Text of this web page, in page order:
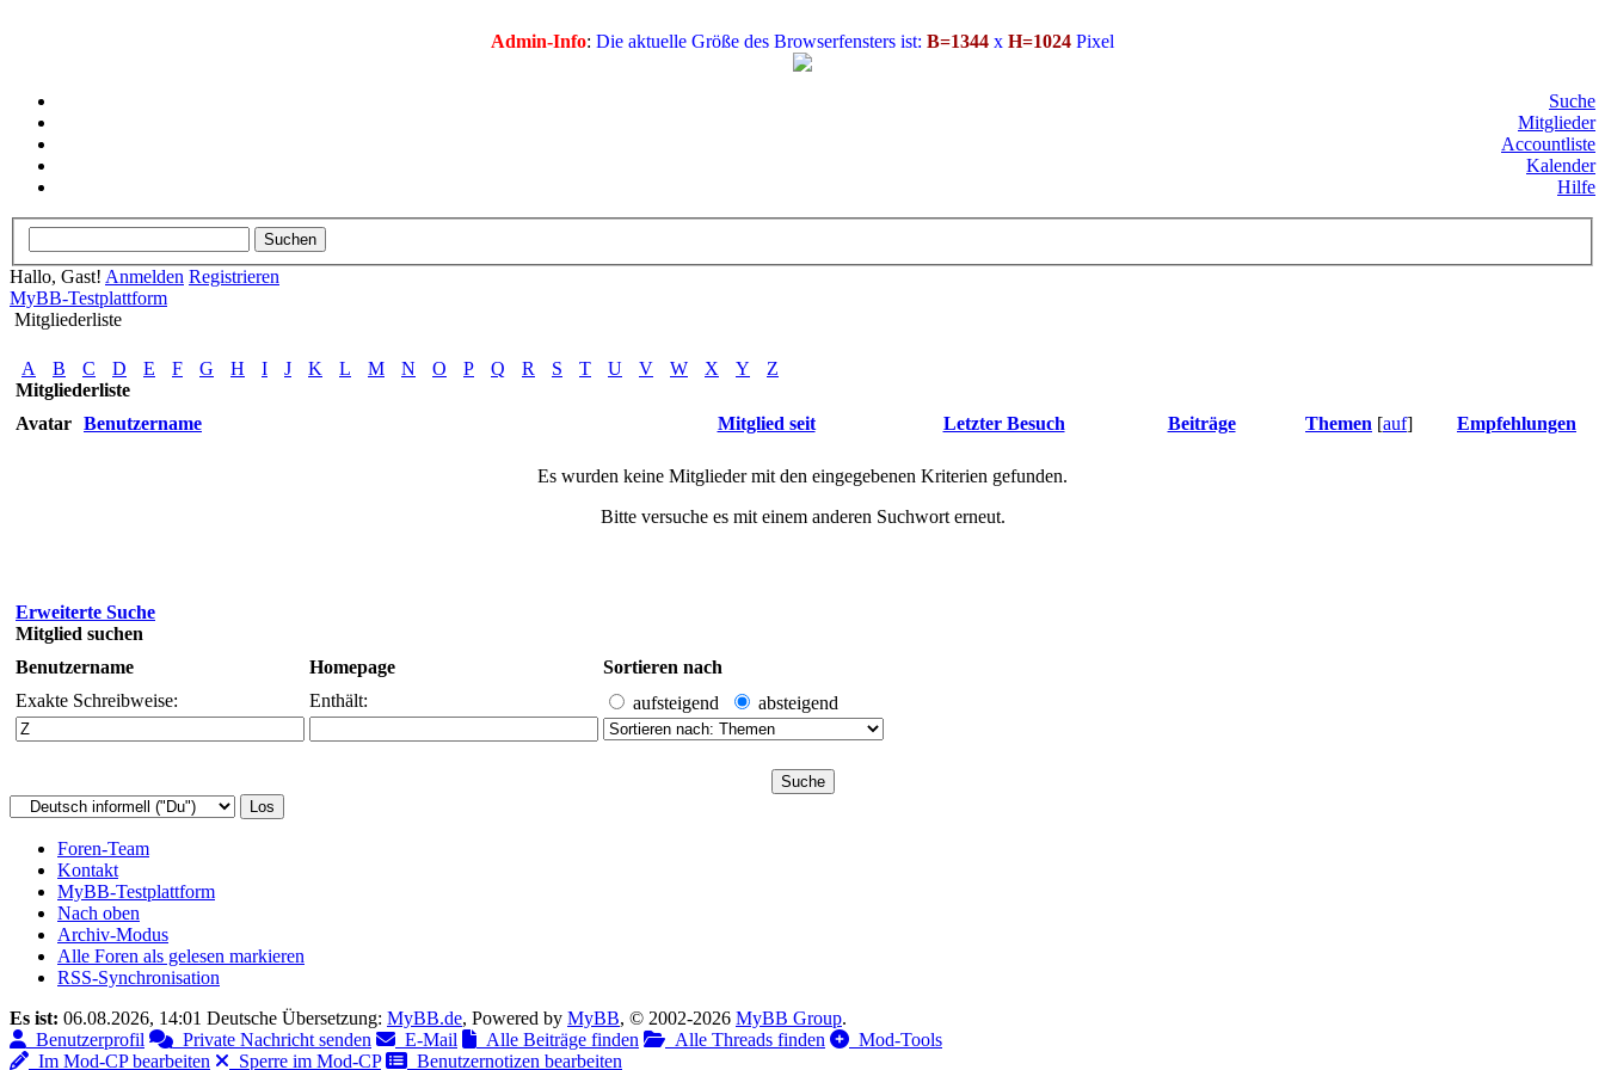
Admin-Info: Die aktuelle Größe des Browserfensters ist: B=1344 x H=1024 Pixel
Suche
Mitglieder
Accountliste
Kalender
Hilfe
Hallo, Gast! Anmelden Registrieren
MyBB-Testplattform
Mitgliederliste
A B C D E F G H I J K L M N O P Q R S T U V W X Y
Z
Mitgliederliste
Avatar Benutzername Mitglied seit Letzter Besuch Beiträge Themen [auf] Empfehlungen
Es wurden keine Mitglieder mit den eingegebenen Kriterien gefunden.
Bitte versuche es mit einem anderen Suchwort erneut.
Erweiterte Suche
Mitglied suchen
Benutzername
Homepage
Sortieren nach
Exakte Schreibweise:
Enthält: aufsteigend absteigend
Foren-Team
Kontakt
MyBB-Testplattform
Nach oben
Archiv-Modus
Alle Foren als gelesen markieren
RSS-Synchronisation
Es ist: 06.08.2026, 14:01 Deutsche Übersetzung: MyBB.de, Powered by MyBB, © 2002-2026 MyBB Group.
Benutzerprofil
Private Nachricht senden E-Mail Alle Beiträge finden Alle Threads finden
Mod-Tools
Im Mod-CP bearbeiten
Sperre im Mod-CP Benutzernotizen bearbeiten